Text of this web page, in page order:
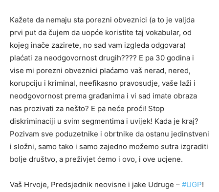
Kažete da nemaju sta porezni obveznici (a to je valjda
prvi put da čujem da uopće koristite taj vokabular, od
kojeg inače zazirete, no sad vam izgleda odgovara)
plaćati za neodgovornost drugih???? E pa 30 godina i
vise mi porezni obveznici plaćamo vaš nerad, nered,
korupciju i kriminal, neefikasno pravosudje, vaše laži i
neodgovornost prema građanima i vi sad imate obraza
nas prozivati za nešto? E pa neće proći! Stop
diskriminaciji u svim segmentima i uvijek! Kada je kraj?
Pozivam sve poduzetnike i obrtnike da ostanu jedinstveni
i složni, samo tako i samo zajedno možemo sutra izgraditi
bolje društvo, a preživjet ćemo i ovo, i ove ucjene.
Vaš Hrvoje, Predsjednik neovisne i jake Udruge – #UGP!